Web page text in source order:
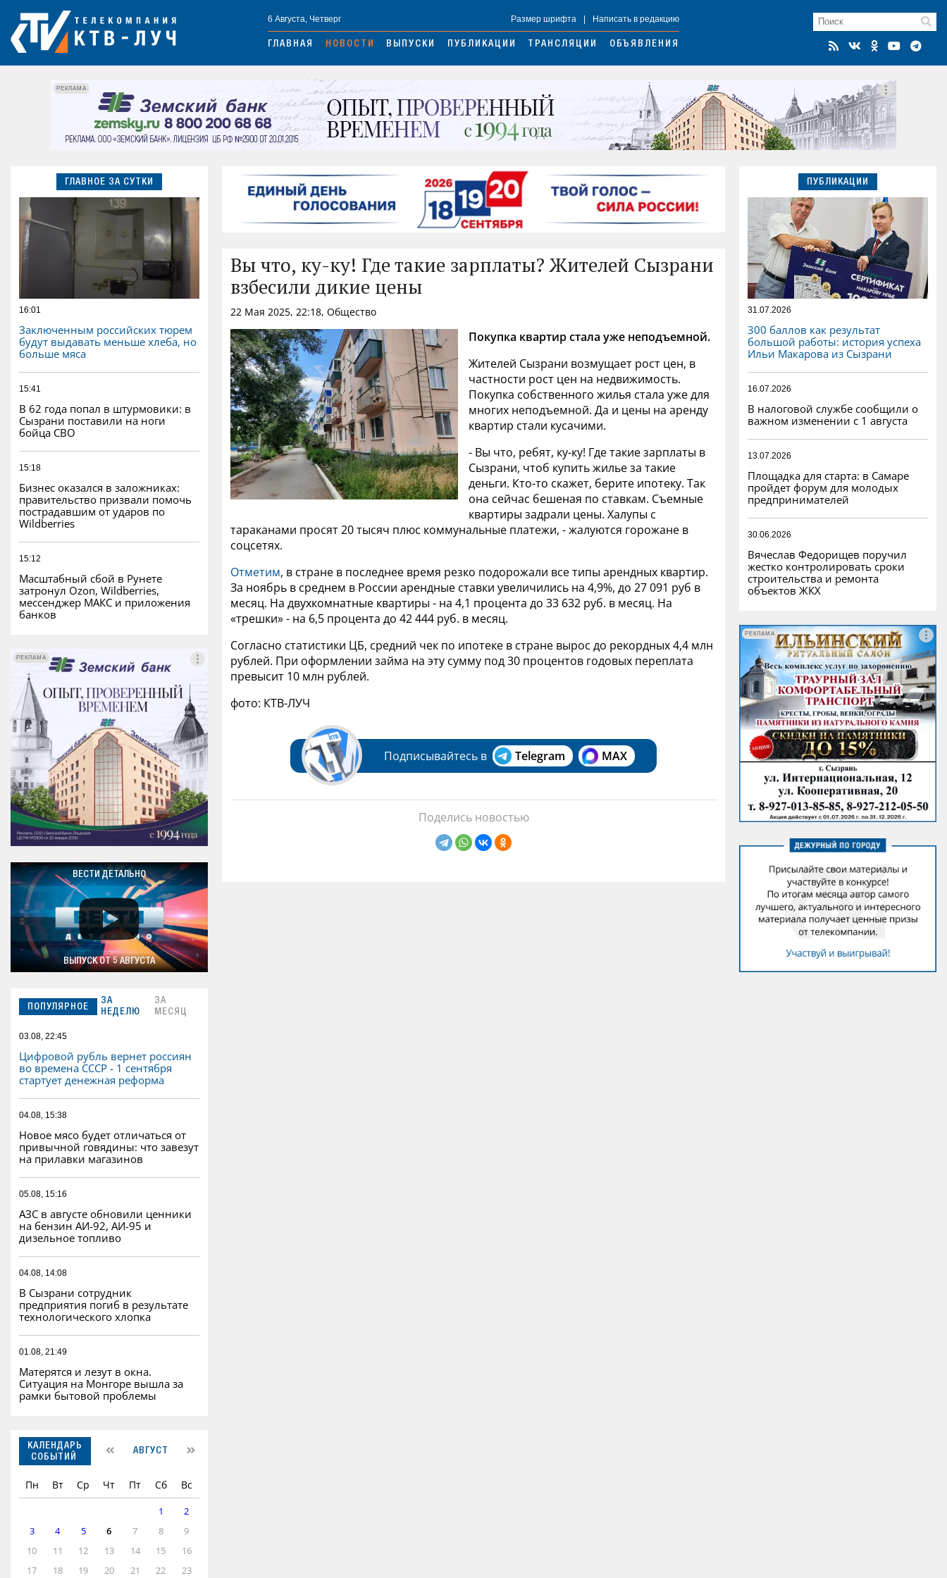
6 Августа, Четверг Размер шрифта Написать в редакцию
ГЛАВНАЯ НОВОСТИ ВЫПУСКИ ПУБЛИКАЦИИ ТРАНСЛЯЦИИ ОБЪЯВЛЕНИЯ
РЕКЛАМА
ГЛАВНОЕ ЗА СУТКИ
16:01
Заключенным российских тюрем
будут выдавать меньше хлеба, но
больше мяса
15:41
В 62 года попал в штурмовики: в
Сызрани поставили на ноги
бойца СВО
15:18
Бизнес оказался в заложниках:
правительство призвали помочь
пострадавшим от ударов по
Wildberries
15:12
Масштабный сбой в Рунете
затронул Ozon, Wildberries,
мессенджер МАКС и приложения
банков
РЕКЛАМА
РЕКЛАМА
ВЕСТИ ДЕТАЛЬНО
ВЫПУСК ОТ 5 АВГУСТА
ПОПУЛЯРНОЕ
ЗА
НЕДЕЛЮ
ЗА
МЕСЯЦ
03.08, 22:45
Цифровой рубль вернет россиян
во времена СССР - 1 сентября
стартует денежная реформа
04.08, 15:38
Новое мясо будет отличаться от
привычной говядины: что завезут
на прилавки магазинов
05.08, 15:16
АЗС в августе обновили ценники
на бензин АИ-92, АИ-95 и
дизельное топливо
04.08, 14:08
В Сызрани сотрудник
предприятия погиб в результате
технологического хлопка
01.08, 21:49
Матерятся и лезут в окна.
Ситуация на Монгоре вышла за
рамки бытовой проблемы
КАЛЕНДАРЬ
СОБЫТИЙ
АВГУСТ
Пн Вт Ср Чт Пт Сб Вс
1
2
3
4 5 6 7 8
9
10
11 12 13 14 15
16
17
18 19 20 21 22 23
Вы что, ку-ку! Где такие зарплаты? Жителей Сызрани
взбесили дикие цены
22 Мая 2025, 22:18, Общество
Покупка квартир стала уже неподъемной.
Жителей Сызрани возмущает рост цен, в
частности рост цен на недвижимость.
Покупка собственного жилья стала уже для
многих неподъемной. Да и цены на аренду
квартир стали кусачими.
- Вы что, ребят, ку-ку! Где такие зарплаты в
Сызрани, чтоб купить жилье за такие
деньги. Кто-то скажет, берите ипотеку. Так
она сейчас бешеная по ставкам. Съемные
квартиры задрали цены. Халупы с
тараканами просят 20 тысяч плюс коммунальные платежи, - жалуются горожане в
соцсетях.
Отметим, в стране в последнее время резко подорожали все типы арендных квартир.
За ноябрь в среднем в России арендные ставки увеличились на 4,9%, до 27 091 руб в
месяц. На двухкомнатные квартиры - на 4,1 процента до 33 632 руб. в месяц. На
«трешки» - на 6,5 процента до 42 444 руб. в месяц.
Согласно статистики ЦБ, средний чек по ипотеке в стране вырос до рекордных 4,4 млн
рублей. При оформлении займа на эту сумму под 30 процентов годовых переплата
превысит 10 млн рублей.
фото: КТВ-ЛУЧ
Подписывайтесь в Telegram MAX
Поделись новостью
ПУБЛИКАЦИИ
31.07.2026
300 баллов как результат
большой работы: история успеха
Ильи Макарова из Сызрани
16.07.2026
В налоговой службе сообщили о
важном изменении с 1 августа
13.07.2026
Площадка для старта: в Самаре
пройдет форум для молодых
предпринимателей
30.06.2026
Вячеслав Федорищев поручил
жестко контролировать сроки
строительства и ремонта
объектов ЖКХ
РЕКЛАМА